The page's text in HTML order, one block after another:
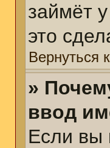
займёт
это
Вернуться
»
ввод
Если вы